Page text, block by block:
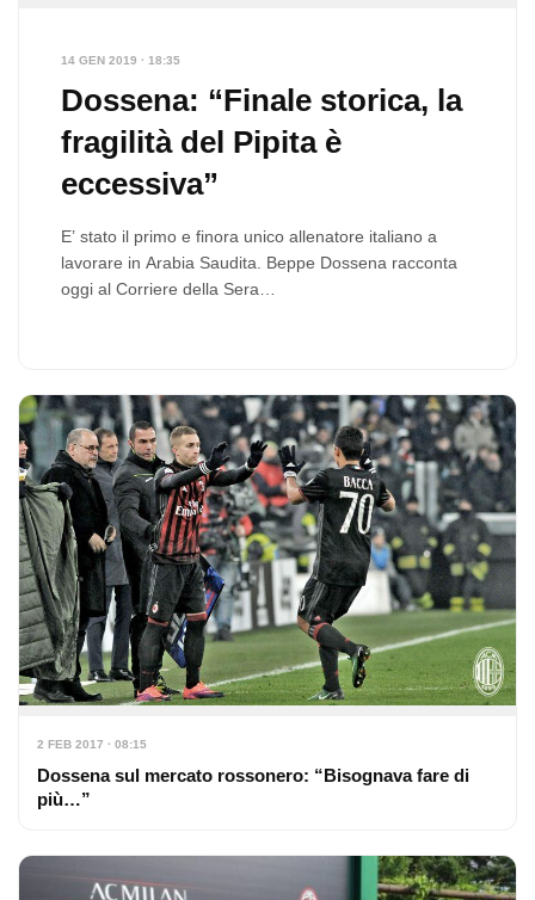
14 GEN 2019 · 18:35
Dossena: “Finale storica, la
fragilità del Pipita è
eccessiva”
E’ stato il primo e finora unico allenatore italiano a
lavorare in Arabia Saudita. Beppe Dossena racconta
oggi al Corriere della Sera…
2 FEB 2017 · 08:15
Dossena sul mercato rossonero: “Bisognava fare di
più…”